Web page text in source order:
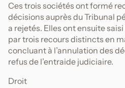
Ces trois sociétés ont formé
décisions auprès du Tribunal
a rejetés. Elles ont ensuite
par trois recours distincts en
concluant à l’annulation des
refus de l’entraide judiciaire.
Droit